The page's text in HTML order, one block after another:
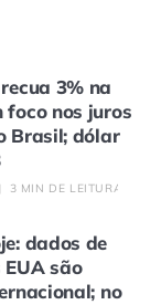
3% na
foco nos juros
Brasil; dólar
3 MIN DE LEITURA
dados de
EUA são
no